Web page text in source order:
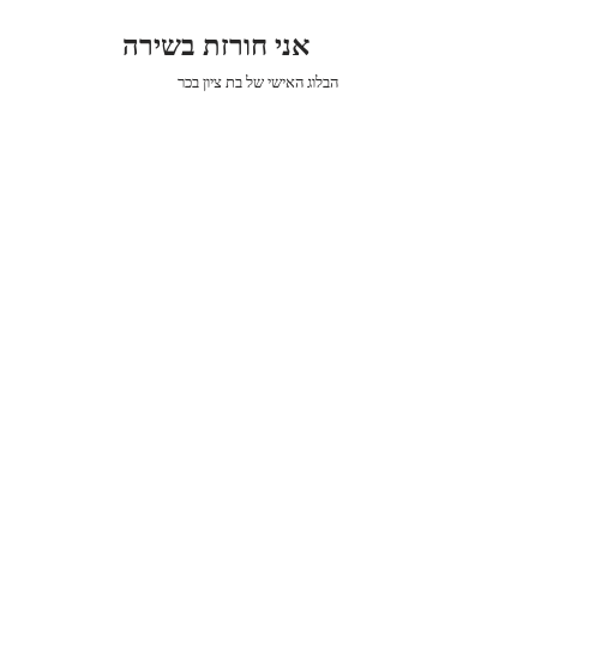
אני חורזת בשירה
הבלוג האישי של בת ציון בכר